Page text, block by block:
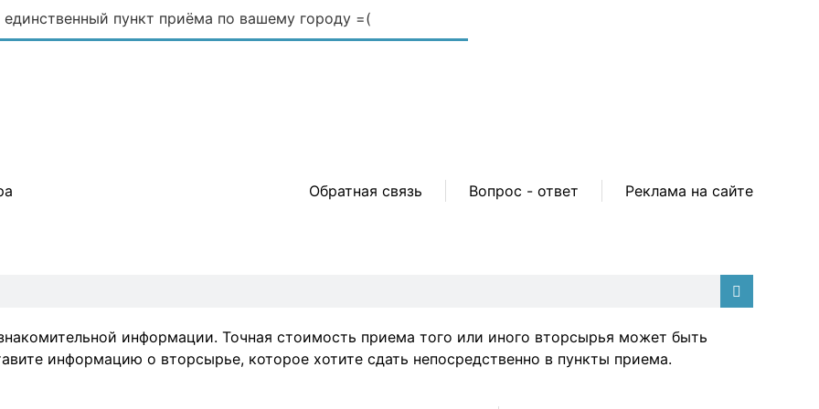
пункт приёма по вашему городу =(
Обратная связь Вопрос - ответ Реклама на сайте
информации. Точная стоимость приема того или иного вторсырья может быть
информацию о вторсырье, которое хотите сдать непосредственно в пункты приема.